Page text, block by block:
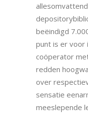
beëindigd
punt is er voor
coöperator
redden
over
sensatie
meeslepende